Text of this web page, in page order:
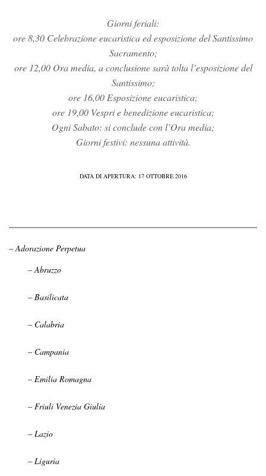
Giorni feriali:
ore 8,30 Celebrazione eucaristica ed esposizione del Santissimo
Sacramento;
ore 12,00 Ora media, a conclusione sarà tolta l’esposizione del
Santissimo;
ore 16,00 Esposizione eucaristica;
ore 19,00 Vespri e benedizione eucaristica;
Ogni Sabato: si conclude con l’Ora media;
Giorni festivi: nessuna attività.
DATA DI APERTURA: 17 OTTOBRE 2016
– Adorazione Perpetua
– Abruzzo
– Basilicata
– Calabria
– Campania
– Emilia Romagna
– Friuli Venezia Giulia
– Lazio
– Liguria